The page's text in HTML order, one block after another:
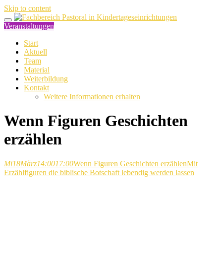
Skip to content
Veranstaltungen
Start
Aktuell
Team
Material
Weiterbildung
Kontakt
Weitere Informationen erhalten
Wenn Figuren Geschichten
erzählen
Mi18März14:0017:00Wenn Figuren Geschichten erzählenMit
Erzählfiguren die biblische Botschaft lebendig werden lassen